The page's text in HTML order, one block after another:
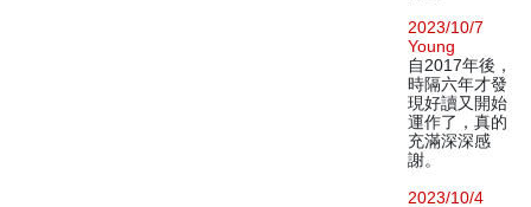
2023/10/7
Young
自2017年後，
時隔六年才發
現好讀又開始
運作了，真的
充滿深深感
謝。
2023/10/4